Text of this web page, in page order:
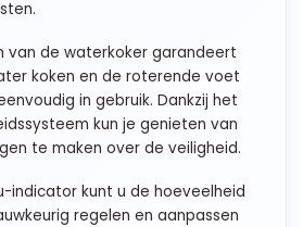
van de waterkoker garandeert
koken en de roterende voet
in gebruik. Dankzij het
kun je genieten van
te maken over de veiligheid.
indicator kunt u de hoeveelheid
regelen en aanpassen